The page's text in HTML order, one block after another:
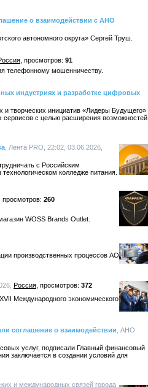
о взаимодействии с АНО
автономного округа» Сергей Труш.
91
телефонному мошенничеству.
индустриях и разработке цифровых
творческих инициатив «Лидеры Будущего»
сервисов с целью расширения возможностей
, Лента PRO, 22:02, 03.06.2026,
с Российским
колледже питания.
260
WOSS Brands Outlet.
производственных процессов АО
Россия
372
Международного экономического
соглашение о взаимодействии , АНО
услуг, подписали Главный финансовый
заключается в создании условий для
и международных связей города